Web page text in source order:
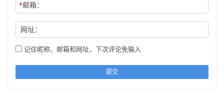
*邮箱：
网址：
记住昵称、邮箱和网址，下次评论免输入
提交